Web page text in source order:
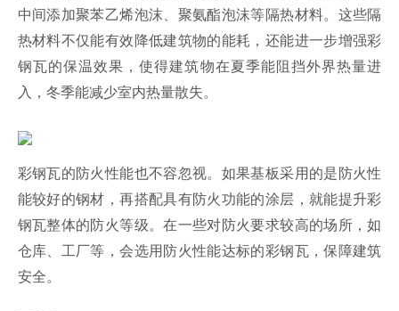
中间添加聚苯乙烯泡沫、聚氨酯泡沫等隔热材料。这些隔
热材料不仅能有效降低建筑物的能耗，还能进一步增强彩
钢瓦的保温效果，使得建筑物在夏季能阻挡外界热量进
入，冬季能减少室内热量散失。
彩钢瓦的防火性能也不容忽视。如果基板采用的是防火性
能较好的钢材，再搭配具有防火功能的涂层，就能提升彩
钢瓦整体的防火等级。在一些对防火要求较高的场所，如
仓库、工厂等，会选用防火性能达标的彩钢瓦，保障建筑
安全。